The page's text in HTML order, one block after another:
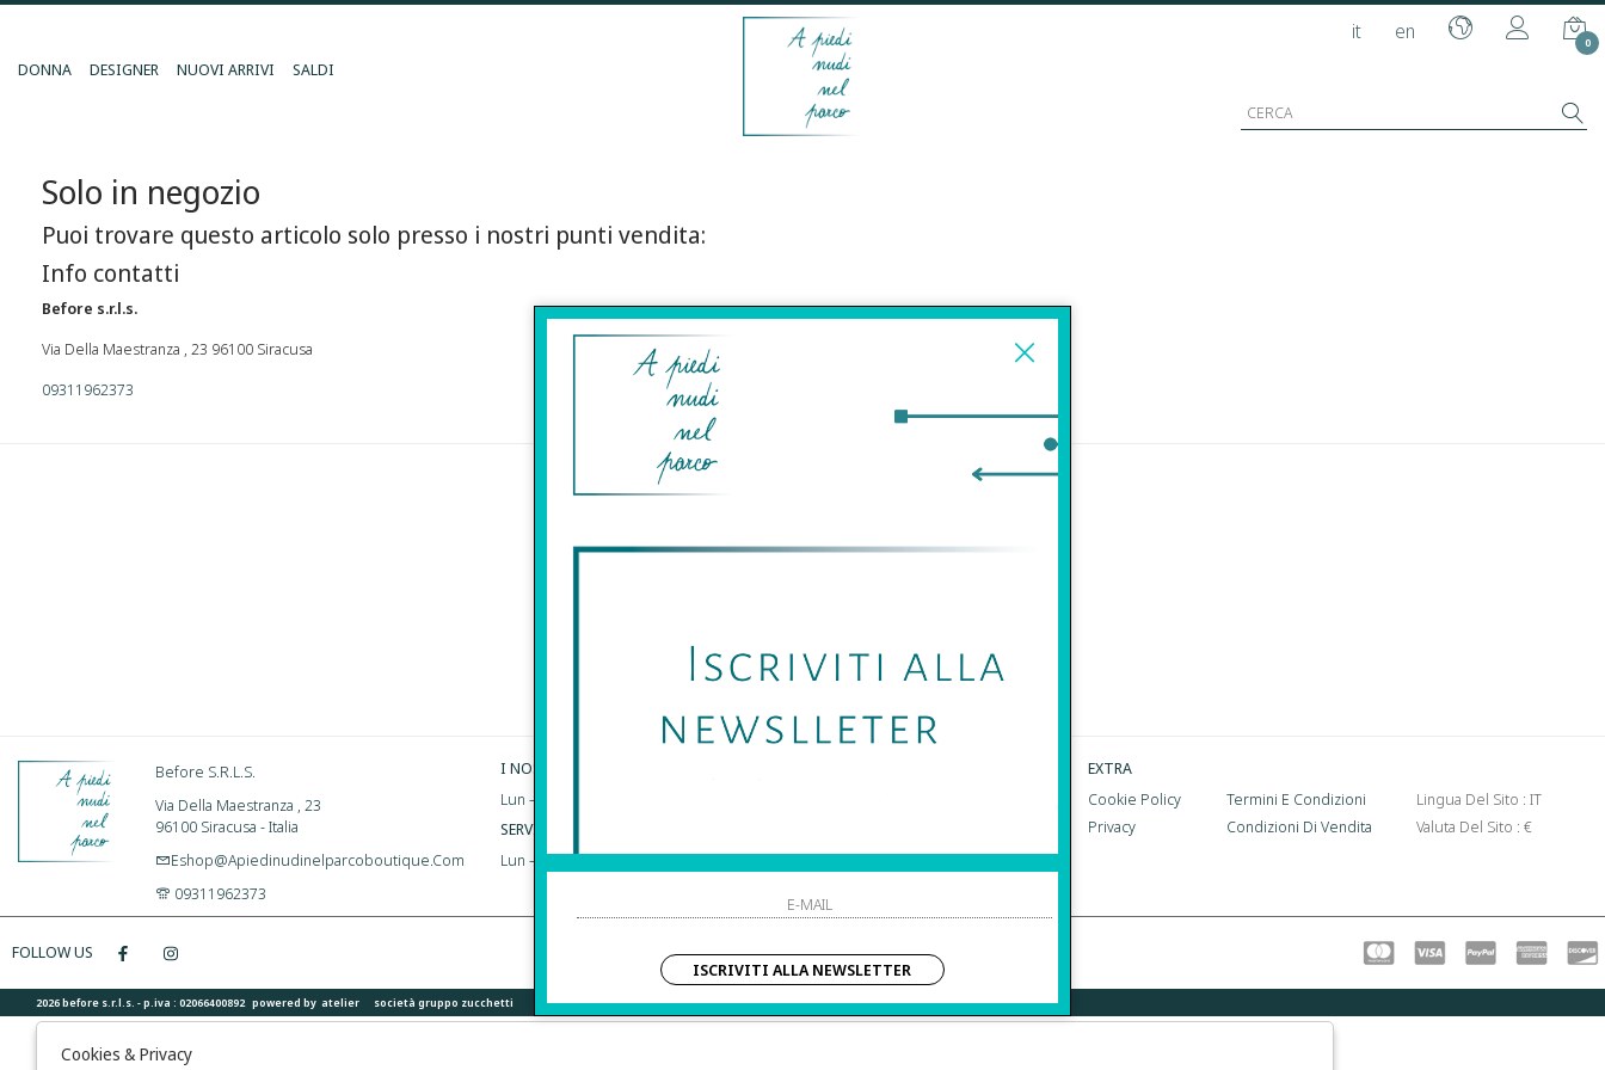
it en 0
DONNA DESIGNER NUOVI ARRIVI SALDI
Solo in negozio
Puoi trovare questo articolo solo presso i nostri punti vendita:
Info contatti
Before s.r.l.s.
Via Della Maestranza , 23 96100 Siracusa
09311962373
ISCRIVITI ALLA
NEWSLETTER
HO LETTO ED ACCETTATO LE CONDIZIONI SULLA PRIVACY.
Before S.r.l.s.
Via Della Maestranza , 23
96100 Siracusa - Italia
Eshop@apiedinudinelparcoboutique.com
09311962373
I NOSTRI ORARI:
Lun – Sab | 10:00 – 20:00
SERVIZIO CLIENTI:
Lun – Dom | 10:00 – 20:00
Pagamenti
EXTRA
Cookie Policy
Privacy
Termini E Condizioni
Condizioni Di Vendita
Lingua Del Sito : IT
Valuta Del Sito : €
FOLLOW US
2026 before s.r.l.s. - p.iva : 02066400892 powered by atelier società gruppo zucchetti
ISCRIVITI ALLA NEWSLETTER
Cookies & Privacy